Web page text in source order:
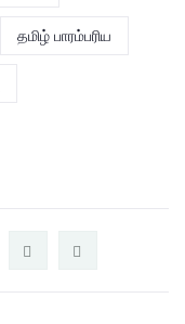
தமிழ் பாரம்பரிய